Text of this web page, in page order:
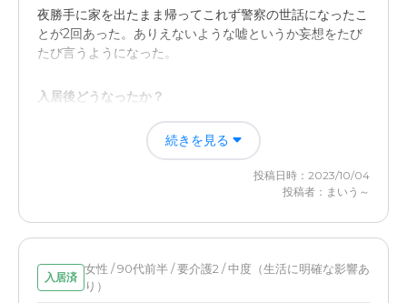
介護医療サービスについて
デイサービスの時は、リハビリ、介護等でスタッフが非常
設に入居してからは毎日顔を合わせるためか、スタッフの
近隣環境や交通アクセスについて
電車、バスなどでのアクセスが悪く、免許を保持していな
料金費用について
月額の利用料等は平均並みと思うが、小遣いと称するもの
の使途がいまいち納得できない。
夜勝手に家を出たまま帰ってこれず警察の世話になったこ
とが2回あった。ありえないような嘘というか妄想をたび
たび言うようになった。
入居後どうなったか？
何処へ行ったか探しに行ったり、警察から連絡が来なくな
った。たびたび鍋を焦がして火事になるところだったが、
その心配がなくなった。
職員・スタッフ・他入居者の雰囲気について
続きを見る
投稿日時：2023/10/04
投稿者：まいう～
入居済
女性 / 90代前半 / 要介護2 / 中度（生活に明確な影響あ
り）